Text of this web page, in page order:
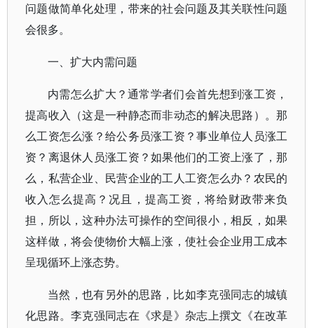
问题做简单化处理，带来的社会问题及其关联性问题
会很多。
一、扩大内需问题
内需怎么扩大？通常学者们会首先想到涨工资，
提高收入（这是一种静态而非动态的解决思路）。那
么工资怎么涨？给公务员涨工资？事业单位人员涨工
资？离退休人员涨工资？如果他们的工资上涨了，那
么，私营企业、民营企业的工人工资怎么办？农民的
收入怎么提高？况且，提高工资，将给财政带来负
担，所以，这种办法可操作的空间很小，相反，如果
这样做，将会使物价大幅上涨，使社会企业用工成本
呈现循环上涨态势。
当然，也有另外的思路，比如李克强同志的城镇
化思路。李克强同志在《求是》杂志上撰文《在改革